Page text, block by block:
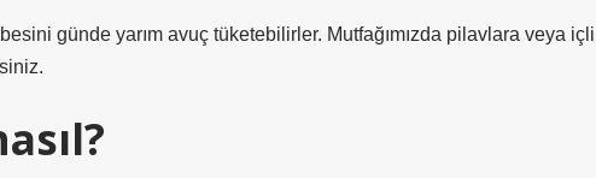
günde yarım avuç tüketebilirler. Mutfağımızda pilavlara veya içli